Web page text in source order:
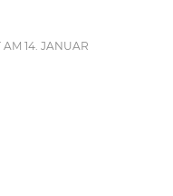
14. JANUAR